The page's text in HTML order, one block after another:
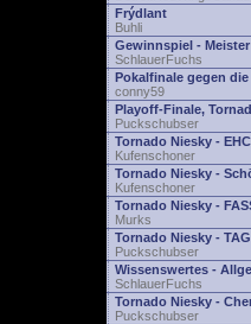
Frýdlant
Buhli
Gewinnspiel - Meister
SchlauerFuchs
Pokalfinale gegen
conny59
Playoff-Finale,
Puckschubser
Tornado Niesky -
Kufenschoner
Tornado Niesky -
Kufenschoner
Tornado Niesky -
Murks
Tornado Niesky -
Puckschubser
Wissenswertes -
SchlauerFuchs
Tornado Niesky -
Puckschubser